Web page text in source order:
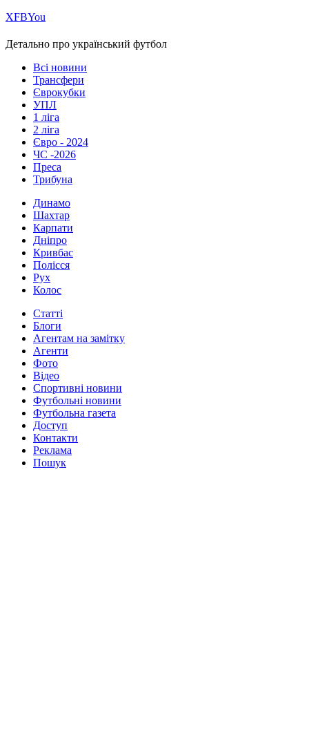
ХFBYou
Детально про український футбол
Всі новини
Трансфери
Єврокубки
УПЛ
1 ліга
2 ліга
Євро - 2024
ЧС -2026
Преса
Трибуна
Динамо
Шахтар
Карпати
Дніпро
Кривбас
Полісся
Рух
Колос
Статті
Блоги
Агентам на замітку
Агенти
Фото
Відео
Спортивні новини
Футбольні новини
Футбольна газета
Доступ
Контакти
Реклама
Пошук